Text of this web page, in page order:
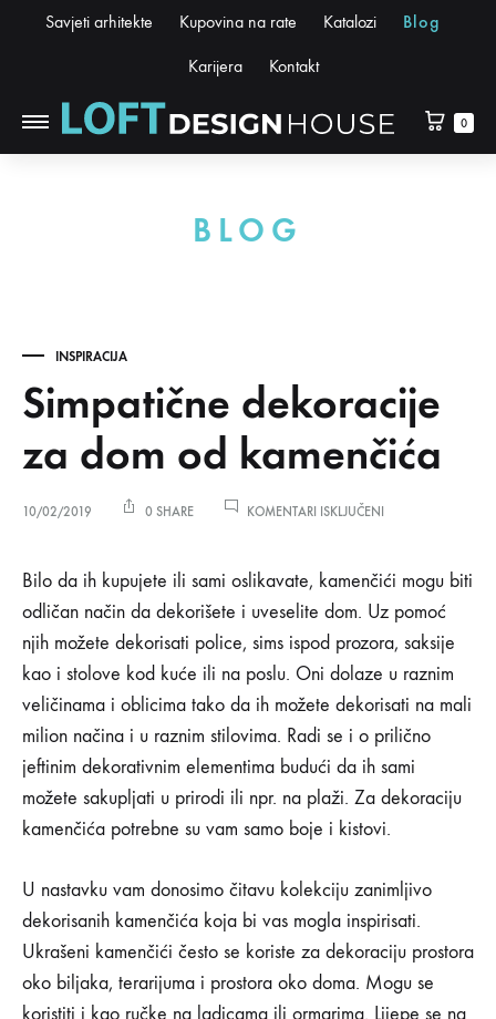
Savjeti arhitekte Kupovina na rate Katalozi Blog
Karijera Kontakt
0
BLOG
INSPIRACIJA
Simpatične dekoracije
za dom od kamenčića
10/02/2019 0 SHARE KOMENTARI ISKLJUČENI
ZA
DOM
OD
KAMENČIĆA
Simpatične
dekoracije
za
dom
od
kamenčića
0
SHARE
KOMENTARI
Bilo da ih kupujete ili sami oslikavate, kamenčići mogu biti
odličan način da dekorišete i uveselite dom. Uz pomoć
njih možete dekorisati police, sims ispod prozora, saksije
kao i stolove kod kuće ili na poslu. Oni dolaze u raznim
veličinama i oblicima tako da ih možete dekorisati na mali
milion načina i u raznim stilovima. Radi se i o prilično
jeftinim dekorativnim elementima budući da ih sami
možete sakupljati u prirodi ili npr. na plaži. Za dekoraciju
kamenčića potrebne su vam samo boje i kistovi.
U nastavku vam donosimo čitavu kolekciju zanimljivo
dekorisanih kamenčića koja bi vas mogla inspirisati.
Ukrašeni kamenčići često se koriste za dekoraciju prostora
oko biljaka, terarijuma i prostora oko doma. Mogu se
koristiti i kao ručke na ladicama ili ormarima. Lijepe se na